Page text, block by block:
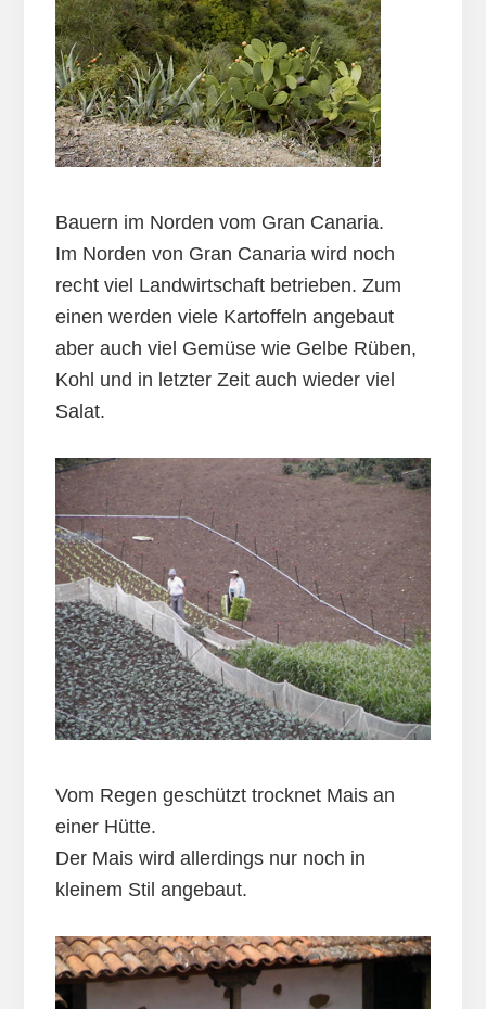
Bauern im Norden vom Gran Canaria.
Im Norden von Gran Canaria wird noch
recht viel Landwirtschaft betrieben. Zum
einen werden viele Kartoffeln angebaut
aber auch viel Gemüse wie Gelbe Rüben,
Kohl und in letzter Zeit auch wieder viel
Salat.
Vom Regen geschützt trocknet Mais an
einer Hütte.
Der Mais wird allerdings nur noch in
kleinem Stil angebaut.